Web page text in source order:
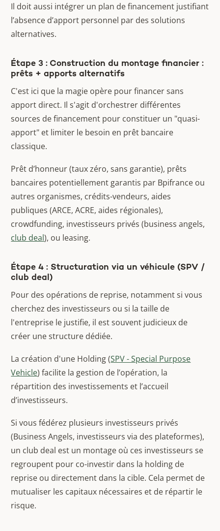
Il doit aussi intégrer un plan de financement justifiant
l’absence d’apport personnel par des solutions
alternatives.
Étape 3 : Construction du montage financier :
prêts + apports alternatifs
C'est ici que la magie opère pour financer sans
apport direct. Il s'agit d'orchestrer différentes
sources de financement pour constituer un "quasi-
apport" et limiter le besoin en prêt bancaire
classique.
Prêt d’honneur (taux zéro, sans garantie), prêts
bancaires potentiellement garantis par Bpifrance ou
autres organismes, crédits-vendeurs, aides
publiques (ARCE, ACRE, aides régionales),
crowdfunding, investisseurs privés (business angels,
club deal), ou leasing.
Étape 4 : Structuration via un véhicule (SPV /
club deal)
Pour des opérations de reprise, notamment si vous
cherchez des investisseurs ou si la taille de
l'entreprise le justifie, il est souvent judicieux de
créer une structure dédiée.
La création d'une Holding (SPV - Special Purpose
Vehicle) facilite la gestion de l’opération, la
répartition des investissements et l’accueil
d’investisseurs.
Si vous fédérez plusieurs investisseurs privés
(Business Angels, investisseurs via des plateformes),
un club deal est un montage où ces investisseurs se
regroupent pour co-investir dans la holding de
reprise ou directement dans la cible. Cela permet de
mutualiser les capitaux nécessaires et de répartir le
risque.